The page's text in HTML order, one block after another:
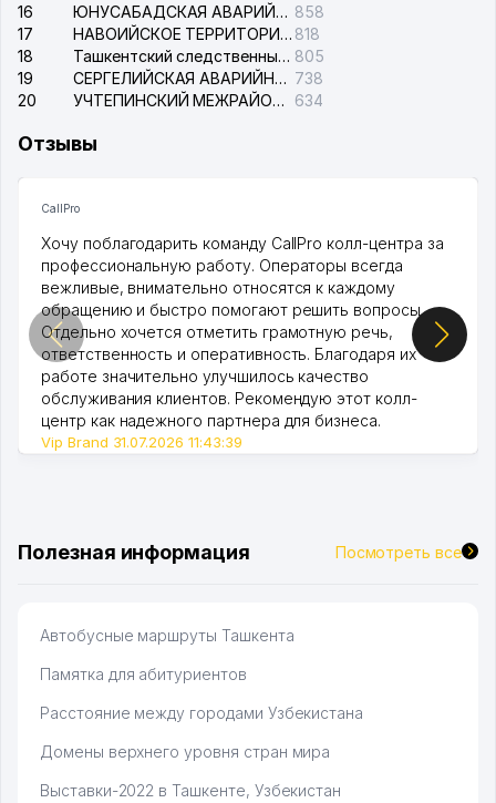
16 ЮНУСАБАДСКАЯ АВАРИЙНАЯ СЛУЖБА ЭЛЕКТРОСЕТИ 858
17
НАВОИЙСКОЕ ТЕРРИТОРИАЛЬНОЕ ПРЕДПРИЯТИЕ ЭЛЕКТРОСЕТИ АО 818
18
Ташкентский следственный изолятор 805
19
СЕРГЕЛИЙСКАЯ АВАРИЙНАЯ СЛУЖБА ЭЛЕКТРОСЕТИ 738
20
УЧТЕПИНСКИЙ МЕЖРАЙОННЫЙ СУД ПО ГРАЖДАНСКИМ ДЕЛАМ 634
Отзывы
CallPro
Хочу поблагодарить команду CallPro колл-центра за
профессиональную работу. Операторы всегда
вежливые, внимательно относятся к каждому
обращению и быстро помогают решить вопросы.
Отдельно хочется отметить грамотную речь,
ответственность и оперативность. Благодаря их
работе значительно улучшилось качество
обслуживания клиентов. Рекомендую этот колл-
центр как надежного партнера для бизнеса.
Vip Brand 31.07.2026 11:43:39
Полезная информация Посмотреть все
Автобусные маршруты Ташкента
Памятка для абитуриентов
Расстояние между городами Узбекистана
Домены верхнего уровня стран мира
Выставки-2022 в Ташкенте, Узбекистан